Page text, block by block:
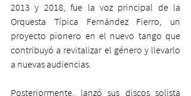
2013 y 2018, fue la voz principal de la
Orquesta Típica Fernández Fierro, un
proyecto pionero en el nuevo tango que
contribuyó a revitalizar el género y llevarlo
a nuevas audiencias.